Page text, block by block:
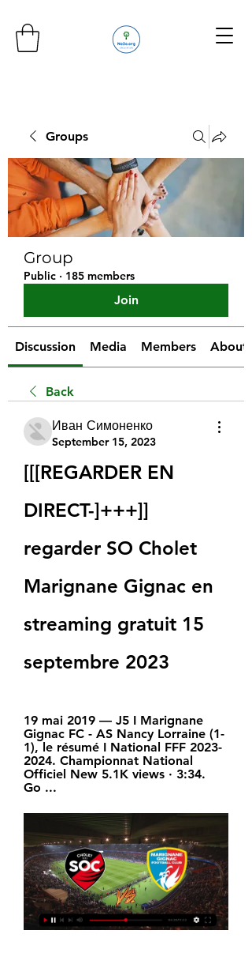
Groups
Group
Public · 185 members
Join
Discussion Media Members About
Back
Иван Симоненко
September 15, 2023
[[[REGARDER EN
DIRECT-]+++]]
regarder SO Cholet
Marignane Gignac en
streaming gratuit 15
septembre 2023
19 mai 2019 — J5 I Marignane
Gignac FC - AS Nancy Lorraine (1-
1), le résumé I National FFF 2023-
2024. Championnat National
Officiel New 5.1K views · 3:34.
Go ...